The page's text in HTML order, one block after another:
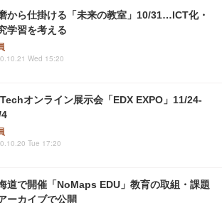
から仕掛ける「未来の教室」10/31…ICT化・
学習を考える
Wed 15:20
オンライン展示会「EDX EXPO」11/24-
Tue 17:20
道で開催「NoMaps EDU」教育の取組・課題
ーカイブで公開